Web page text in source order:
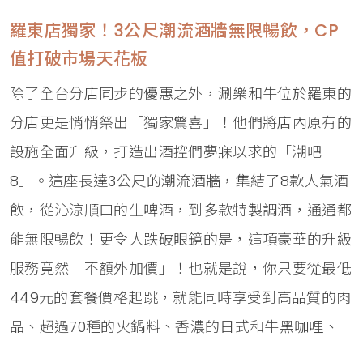
羅東店獨家！3公尺潮流酒牆無限暢飲，CP
值打破市場天花板
除了全台分店同步的優惠之外，涮樂和牛位於羅東的
分店更是悄悄祭出「獨家驚喜」！他們將店內原有的
設施全面升級，打造出酒控們夢寐以求的「潮吧
8」。這座長達3公尺的潮流酒牆，集結了8款人氣酒
飲，從沁涼順口的生啤酒，到多款特製調酒，通通都
能無限暢飲！更令人跌破眼鏡的是，這項豪華的升級
服務竟然「不額外加價」！也就是說，你只要從最低
449元的套餐價格起跳，就能同時享受到高品質的肉
品、超過70種的火鍋料、香濃的日式和牛黑咖哩、